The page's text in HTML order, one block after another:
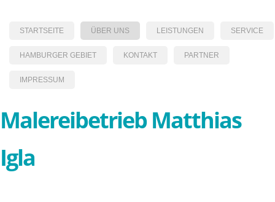
STARTSEITE ÜBER UNS LEISTUNGEN SERVICE
HAMBURGER GEBIET KONTAKT PARTNER
IMPRESSUM
Malereibetrieb Matthias
Igla